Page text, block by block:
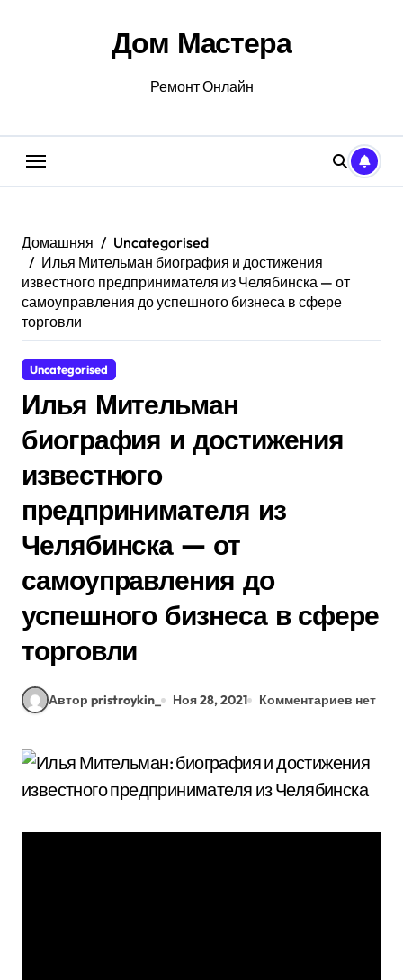
Дом Мастера
Ремонт Онлайн
Домашняя
Uncategorised
Илья Мительман биография и достижения
известного предпринимателя из Челябинска — от
самоуправления до успешного бизнеса в сфере
торговли
Uncategorised
Илья Мительман
биография и достижения
известного
предпринимателя из
Челябинска — от
самоуправления до
успешного бизнеса в сфере
торговли
Автор pristroykin_ Ноя 28, 2021 Комментариев нет